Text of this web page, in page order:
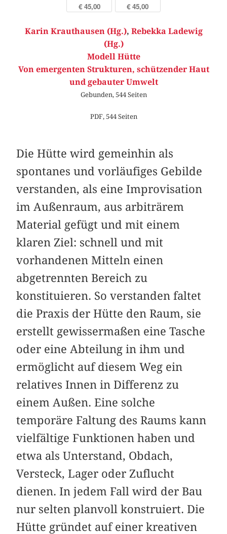
€ 45,00 € 45,00
Karin Krauthausen (Hg.), Rebekka Ladewig
(Hg.)
Modell Hütte
Von emergenten Strukturen, schützender Haut
und gebauter Umwelt
Gebunden, 544 Seiten
PDF, 544 Seiten
Die Hütte wird gemeinhin als
spontanes und vorläufiges Gebilde
verstanden, als eine Improvisation
im Außenraum, aus arbiträrem
Material gefügt und mit einem
klaren Ziel: schnell und mit
vorhandenen Mitteln einen
abgetrennten Bereich zu
konstituieren. So verstanden faltet
die Praxis der Hütte den Raum, sie
erstellt gewissermaßen eine Tasche
oder eine Abteilung in ihm und
ermöglicht auf diesem Weg ein
relatives Innen in Differenz zu
einem Außen. Eine solche
temporäre Faltung des Raums kann
vielfältige Funktionen haben und
etwa als Unterstand, Obdach,
Versteck, Lager oder Zuflucht
dienen. In jedem Fall wird der Bau
nur selten planvoll konstruiert. Die
Hütte gründet auf einer kreativen